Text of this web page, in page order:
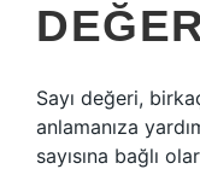
Sayı değeri,
anlamanıza
sayısına bağlı